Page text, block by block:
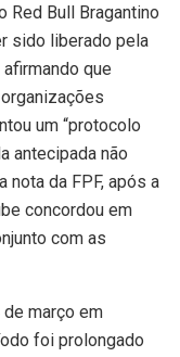
Red Bull Bragantino
sido liberado pela
que
um “protocolo
antecipada não
nota da FPF, após a
concordou em
com as
março em
foi prolongado